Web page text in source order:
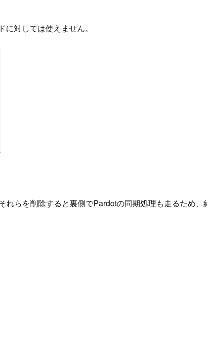
対しては使えません。
らを削除すると裏側でPardotの同期処理も走るため